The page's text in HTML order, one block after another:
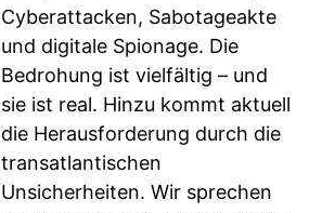
Cyberattacken, Sabotageakte
und digitale Spionage. Die
Bedrohung ist vielfältig – und
sie ist real. Hinzu kommt aktuell
die Herausforderung durch die
transatlantischen
Unsicherheiten. Wir sprechen